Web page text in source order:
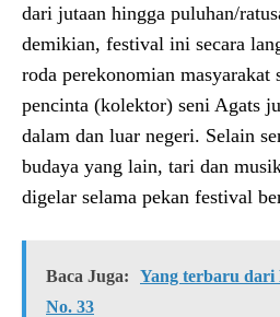
dari jutaan hingga puluhan/
demikian, festival ini secara
roda perekonomian masyarakat
pencinta (kolektor) seni Agats
dalam dan luar negeri. Selain
budaya yang lain, tari dan
digelar selama pekan festival
Baca Juga:
Yang terbaru
No. 33